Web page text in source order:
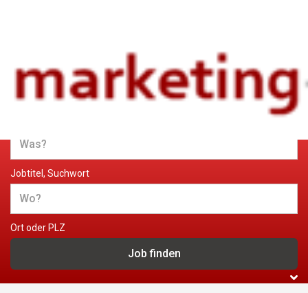
Jobs und Stellenangebote im
Marketing
Jobtitel, Suchwort
Ort oder PLZ